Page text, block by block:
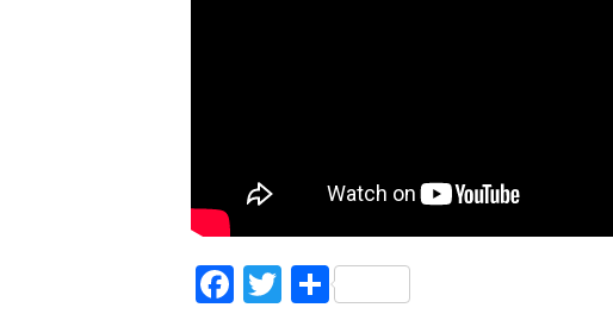
Facebook
Twitter
Share